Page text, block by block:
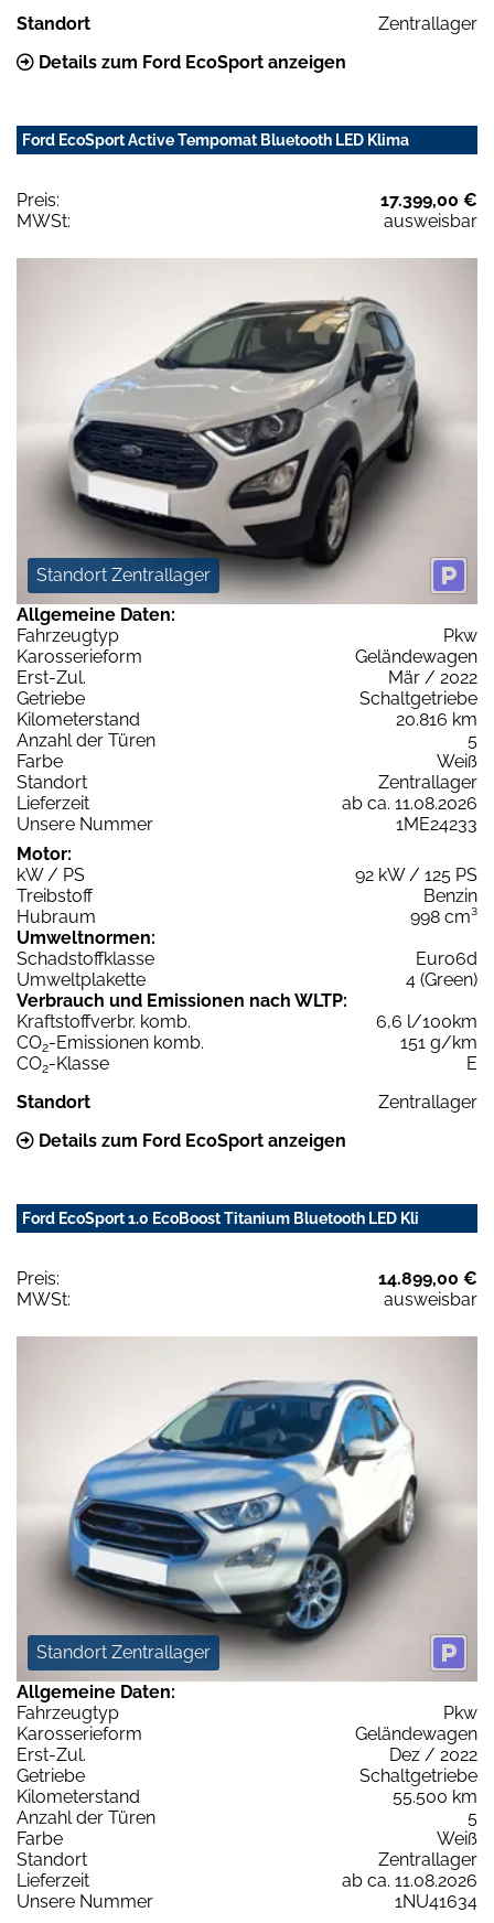
Standort
Zentrallager
Details zum Ford EcoSport anzeigen
Ford EcoSport Active Tempomat Bluetooth LED Klima
Preis:
17.399,00 €
MWSt:
ausweisbar
Standort Zentrallager
Allgemeine Daten:
Fahrzeugtyp
Pkw
Karosserieform
Geländewagen
Erst-Zul.
Mär / 2022
Getriebe
Schaltgetriebe
Kilometerstand
20.816 km
Anzahl der Türen
5
Farbe
Weiß
Standort
Zentrallager
Lieferzeit
ab ca. 11.08.2026
Unsere Nummer
1ME24233
Motor:
kW / PS
92 kW / 125 PS
Treibstoff
Benzin
Hubraum
998 cm³
Umweltnormen:
Schadstoffklasse
Euro6d
Umweltplakette
4 (Green)
Verbrauch und Emissionen nach WLTP:
Kraftstoffverbr. komb.
6,6 l/100km
CO2-Emissionen komb.
151 g/km
CO2-Klasse
E
Standort
Zentrallager
Details zum Ford EcoSport anzeigen
Ford EcoSport 1.0 EcoBoost Titanium Bluetooth LED Kli
Preis:
14.899,00 €
MWSt:
ausweisbar
Standort Zentrallager
Allgemeine Daten:
Fahrzeugtyp
Pkw
Karosserieform
Geländewagen
Erst-Zul.
Dez / 2022
Getriebe
Schaltgetriebe
Kilometerstand
55.500 km
Anzahl der Türen
5
Farbe
Weiß
Standort
Zentrallager
Lieferzeit
ab ca. 11.08.2026
Unsere Nummer
1NU41634